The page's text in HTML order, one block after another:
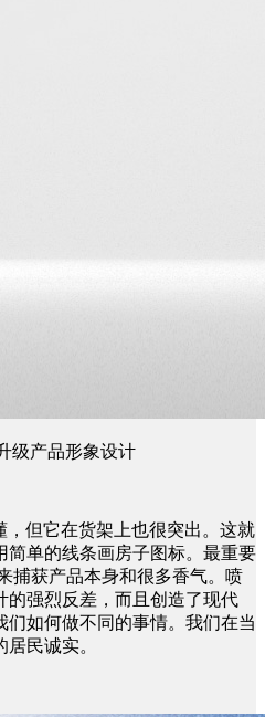
级产品形象设计
，但它在货架上也很突出。这就
简单的线条画房子图标。最重要
捕获产品本身和很多香气。喷
的强烈反差，而且创造了现代
如何做不同的事情。我们在当
民诚实。